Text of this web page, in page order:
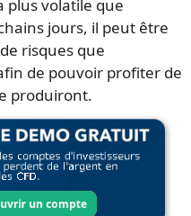
plus volatile que
jours, il peut être
risques que
de pouvoir profiter de
produiront.